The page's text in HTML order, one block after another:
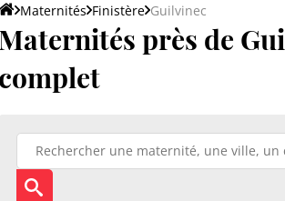
Maternités Finistère Guilvinec
Maternités près de
complet